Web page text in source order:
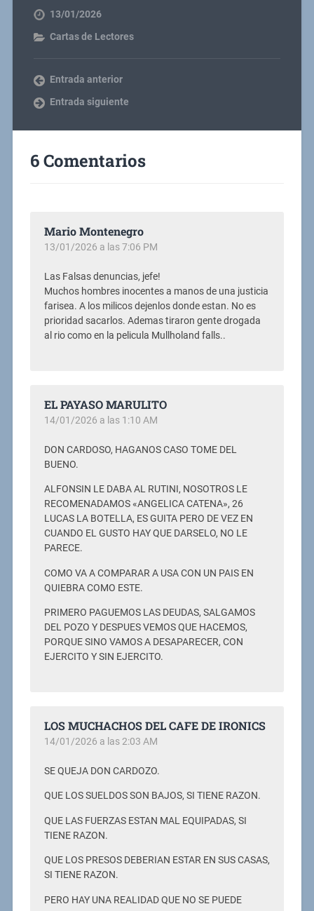
13/01/2026
Cartas de Lectores
Entrada anterior
Entrada siguiente
6 Comentarios
Mario Montenegro
13/01/2026 a las 7:06 PM
Las Falsas denuncias, jefe!
Muchos hombres inocentes a manos de una justicia
farisea. A los milicos dejenlos donde estan. No es
prioridad sacarlos. Ademas tiraron gente drogada
al rio como en la pelicula Mullholand falls..
EL PAYASO MARULITO
14/01/2026 a las 1:10 AM
DON CARDOSO, HAGANOS CASO TOME DEL
BUENO.
ALFONSIN LE DABA AL RUTINI, NOSOTROS LE
RECOMENADAMOS «ANGELICA CATENA», 26
LUCAS LA BOTELLA, ES GUITA PERO DE VEZ EN
CUANDO EL GUSTO HAY QUE DARSELO, NO LE
PARECE.
COMO VA A COMPARAR A USA CON UN PAIS EN
QUIEBRA COMO ESTE.
PRIMERO PAGUEMOS LAS DEUDAS, SALGAMOS
DEL POZO Y DESPUES VEMOS QUE HACEMOS,
PORQUE SINO VAMOS A DESAPARECER, CON
EJERCITO Y SIN EJERCITO.
LOS MUCHACHOS DEL CAFE DE IRONICS
14/01/2026 a las 2:03 AM
SE QUEJA DON CARDOZO.
QUE LOS SUELDOS SON BAJOS, SI TIENE RAZON.
QUE LAS FUERZAS ESTAN MAL EQUIPADAS, SI
TIENE RAZON.
QUE LOS PRESOS DEBERIAN ESTAR EN SUS CASAS,
SI TIENE RAZON.
PERO HAY UNA REALIDAD QUE NO SE PUEDE